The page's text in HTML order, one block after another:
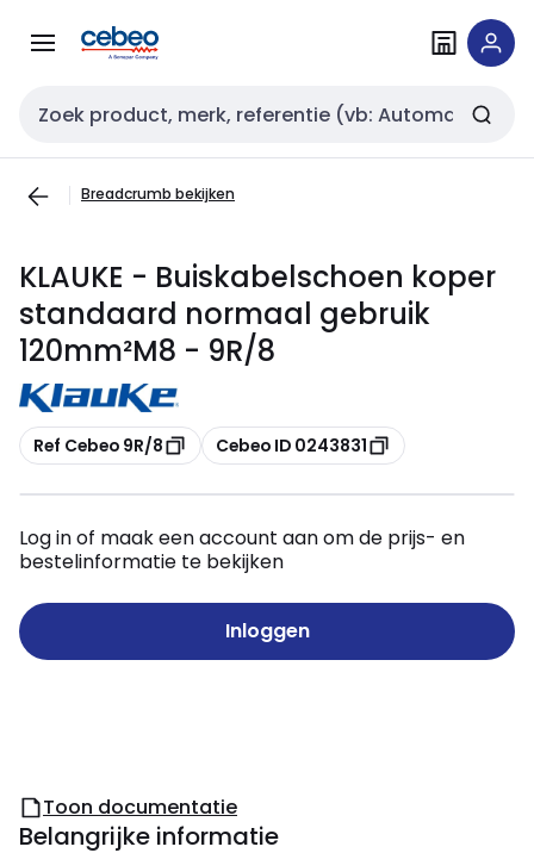
naar
naar
Zoekveld invoer
Breadcrumb bekijken
KLAUKE - Buiskabelschoen koper
standaard normaal gebruik
120mm²M8 - 9R/8
Kopiëren
Ref Cebeo 9R/8 Kopiëren
Cebeo ID 0243831
Log in of maak een account aan om de prijs- en
bestelinformatie te bekijken
Inloggen
Toon documentatie
Belangrijke informatie